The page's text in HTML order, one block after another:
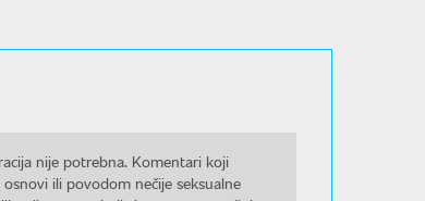
nije potrebna. Komentari koji
ili povodom nečije seksualne